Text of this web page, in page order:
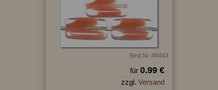
Best.Nr.:49443
für 0.99 €
zzgl. Versand